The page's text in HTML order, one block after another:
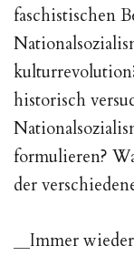
faschistischen
historisch
formulieren?
der
Immer